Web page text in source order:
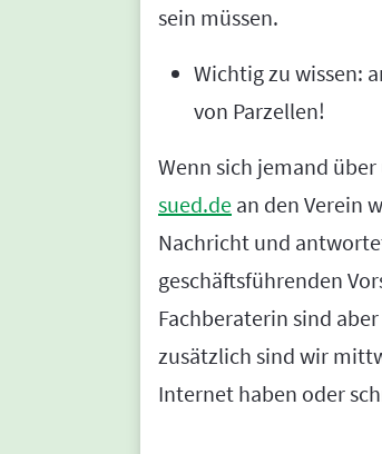
sein müssen.
Wichtig zu wissen:
von Parzellen!
Wenn sich jemand
sued.de an den Verein
Nachricht und
geschäftsführenden
Fachberaterin sind
zusätzlich sind wir
Internet haben oder